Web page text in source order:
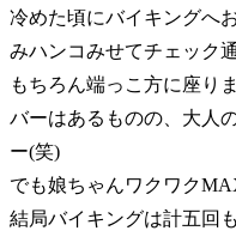
冷めた頃にバイキングへ
みハンコみせてチェック通
もちろん端っこ方に座りま
バーはあるものの、大人
ー(笑)
でも娘ちゃんワクワク
結局バイキングは計五回